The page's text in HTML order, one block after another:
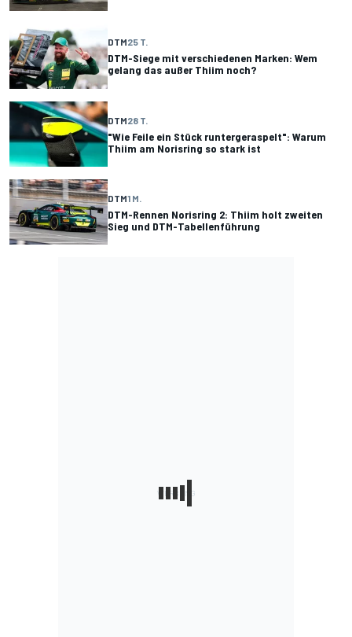
DTM25 T.
DTM-Siege mit verschiedenen Marken: Wem
gelang das außer Thiim noch?
DTM28 T.
"Wie Feile ein Stück runtergeraspelt": Warum
Thiim am Norisring so stark ist
DTM1 M.
DTM-Rennen Norisring 2: Thiim holt zweiten
Sieg und DTM-Tabellenführung